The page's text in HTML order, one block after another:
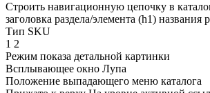
Строить навигационную цепочку в
заголовка раздела/элемента (h1) названия
Тип SKU
1 2
Режим показа детальной картинки
Всплывающее окно Лупа
Положение выпадающего меню каталога